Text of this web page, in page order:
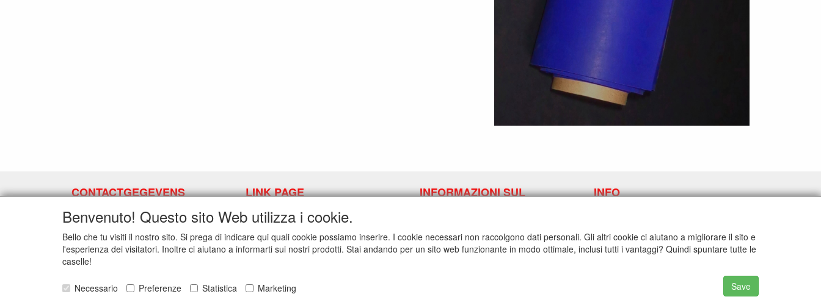
CONTACTGEGEVENS
www.latexpermeter.com
5111XC
Baarle-Nassau NL
E-mail: info@latexpermeter.com
LINK PAGE
Richiedi link di annullamento
INFORMAZIONI SUL INFO
Contact
Privacy Statement
Benvenuto! Questo sito Web utilizza i cookie.
Bello che tu visiti il nostro sito. Si prega di indicare qui quali cookie possiamo inserire. I cookie necessari non raccolgono dati personali. Gli altri cookie ci aiutano a migliorare il sito e
l'esperienza dei visitatori. Inoltre ci aiutano a informarti sui nostri prodotti. Stai andando per un sito web funzionante in modo ottimale, inclusi tutti i vantaggi? Quindi spuntare tutte le
caselle!
Necessario Preferenze Statistica Marketing Save